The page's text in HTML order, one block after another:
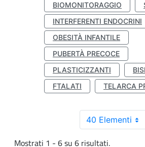
BIOMONITORAGGIO
INTERFERENTI ENDOCRINI
OBESITÀ INFANTILE
PUBERTÀ PRECOCE
PLASTICIZZANTI
FTALATI
TELARCA
40 Elementi
Mostrati 1 - 6 su 6 risultati.